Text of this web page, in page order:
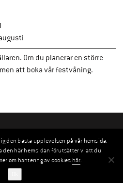
Om du planerar en större
att boka vår festvåning.
den bästa upplevelsen på vår hemsida.
den här hemsidan förutsätter vi att du
om hantering av cookies här.